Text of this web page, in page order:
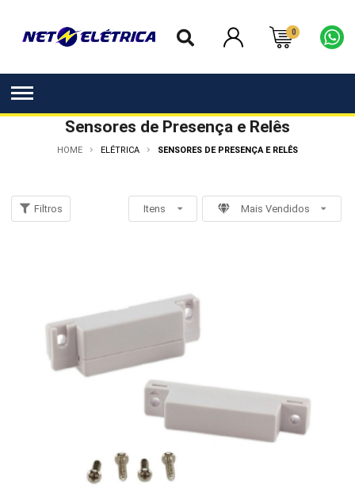
0
Sensores de Presença e Relês
HOME ELÉTRICA SENSORES DE PRESENÇA E RELÊS
Filtros Itens Mais Vendidos